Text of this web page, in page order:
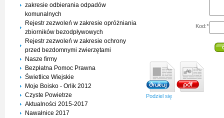
zakresie odbierania odpadów
komunalnych
Rejestr zezwoleń w zakresie opróżniania
zbiorników bezodpływowych
Rejestr zezwoleń w zakresie ochrony
przed bezdomnymi zwierzętami
Nasze firmy
Bezpłatna Pomoc Prawna
Świetlice Wiejskie
Moje Boisko - Orlik 2012
Czyste Powietrze
Aktualności 2015-2017
Nawałnice 2017
Kod:*
Podziel się